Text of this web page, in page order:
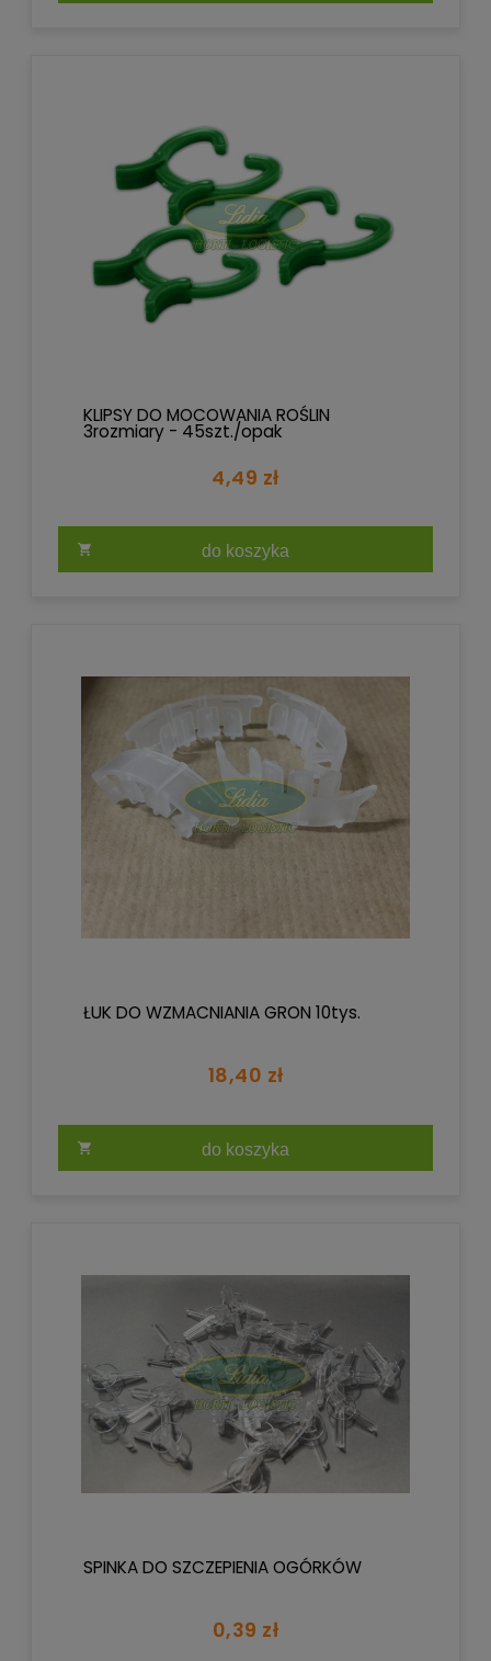
KLIPSY DO MOCOWANIA ROŚLIN
3rozmiary - 45szt./opak
4,49 zł
do koszyka
ŁUK DO WZMACNIANIA GRON 10tys.
18,40 zł
do koszyka
SPINKA DO SZCZEPIENIA OGÓRKÓW
0,39 zł